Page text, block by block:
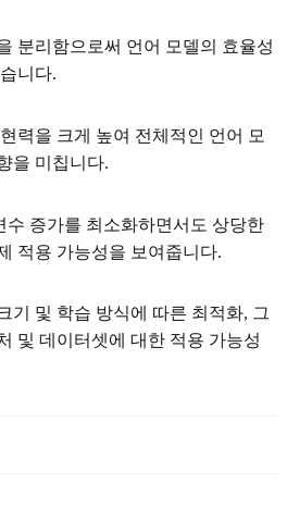
분리함으로써 언어 모델의 효율성
니다.
력을 크게 높여 전체적인 언어 모
을 미칩니다.
수 증가를 최소화하면서도 상당한
적용 가능성을 보여줍니다.
기 및 학습 방식에 따른 최적화, 그
및 데이터셋에 대한 적용 가능성